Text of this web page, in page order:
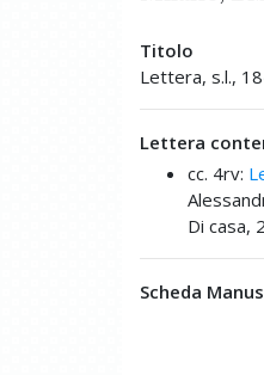
Titolo
Lettera, s.l.,
Lettera
cc. 4rv:
Di casa,
Scheda Manus